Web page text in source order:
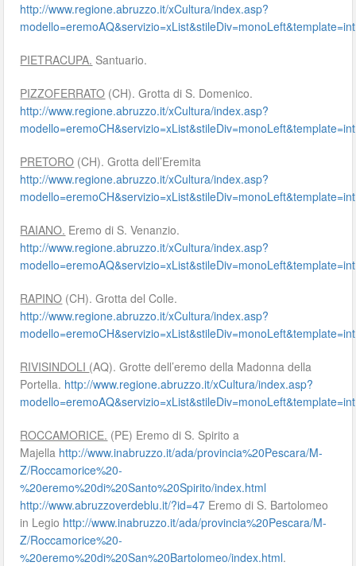
http://www.regione.abruzzo.it/xCultura/index.asp?
PIETRACUPA. Santuario.
PIZZOFERRATO (CH). Grotta di S. Domenico.
http://www.regione.abruzzo.it/xCultura/index.asp?
PRETORO (CH). Grotta dell’Eremita
http://www.regione.abruzzo.it/xCultura/index.asp?
RAIANO. Eremo di S. Venanzio.
http://www.regione.abruzzo.it/xCultura/index.asp?
RAPINO (CH). Grotta del Colle.
http://www.regione.abruzzo.it/xCultura/index.asp?
RIVISINDOLI (AQ). Grotte dell’eremo della Madonna della
Portella. http://www.regione.abruzzo.it/xCultura/index.asp?
ROCCAMORICE. (PE) Eremo di S. Spirito a
Majella http://www.inabruzzo.it/ada/provincia%20Pescara/M-
Z/Roccamorice%20-
%20eremo%20di%20Santo%20Spirito/index.html
http://www.abruzzoverdeblu.it/?id=47 Eremo di S. Bartolomeo
in Legio http://www.inabruzzo.it/ada/provincia%20Pescara/M-
Z/Roccamorice%20-
%20eremo%20di%20San%20Bartolomeo/index.html.